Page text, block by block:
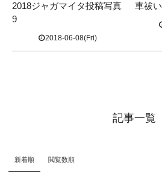
2018ジャガマイタ投稿写真
9
2018-06-08(Fri)
車祓い
記事一覧
新着順 閲覧数順